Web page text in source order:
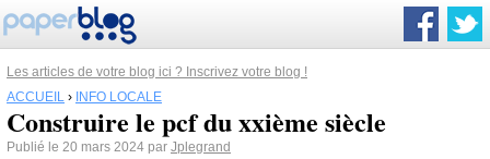
Les articles de votre blog ici ? Inscrivez votre blog !
ACCUEIL › INFO LOCALE
Construire le pcf du xxième siècle
Publié le 20 mars 2024 par Jplegrand